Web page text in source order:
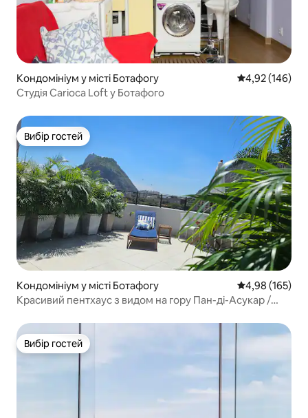
Кондомініум у місті Ботафогу Середня
4,92 (146)
Студія Carioca Loft у Ботафого
Вибір гостей
Вибір гостей
Кондомініум у місті Ботафогу Середня
4,98 (165)
Красивий пентхаус з видом на гору Пан-ді-Асукар /
Вибір гостей
Вибір гостей